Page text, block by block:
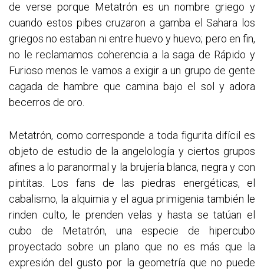
de verse porque Metatrón es un nombre griego y
cuando estos pibes cruzaron a gamba el Sahara los
griegos no estaban ni entre huevo y huevo; pero en fin,
no le reclamamos coherencia a la saga de Rápido y
Furioso menos le vamos a exigir a un grupo de gente
cagada de hambre que camina bajo el sol y adora
becerros de oro.
Metatrón, como corresponde a toda figurita difícil es
objeto de estudio de la angelología y ciertos grupos
afines a lo paranormal y la brujería blanca, negra y con
pintitas. Los fans de las piedras energéticas, el
cabalismo, la alquimia y el agua primigenia también le
rinden culto, le prenden velas y hasta se tatúan el
cubo de Metatrón, una especie de hipercubo
proyectado sobre un plano que no es más que la
expresión del gusto por la geometría que no puede